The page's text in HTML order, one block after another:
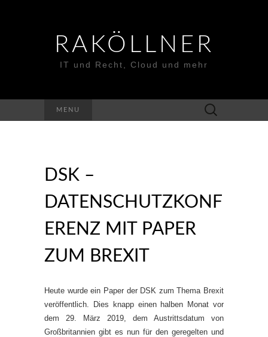
RAKÖLLNER
IT und Recht, Cloud und mehr
MENU
Suchen
nach:
DSK –
DATENSCHUTZKONF
ERENZ MIT PAPER
ZUM BREXIT
Heute wurde ein Paper der DSK zum Thema Brexit
veröffentlich. Dies knapp einen halben Monat vor
dem 29. März 2019, dem Austrittsdatum von
Großbritannien gibt es nun für den geregelten und